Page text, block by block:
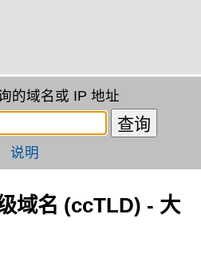
的域名或 IP 地址
说明
域名 (ccTLD) - 大